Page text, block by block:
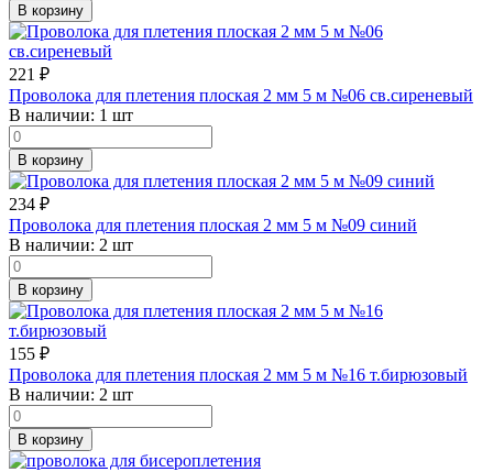
В корзину
221 ₽
Проволока для плетения плоская 2 мм 5 м №06 св.сиреневый
В наличии: 1 шт
В корзину
234 ₽
Проволока для плетения плоская 2 мм 5 м №09 синий
В наличии: 2 шт
В корзину
155 ₽
Проволока для плетения плоская 2 мм 5 м №16 т.бирюзовый
В наличии: 2 шт
В корзину